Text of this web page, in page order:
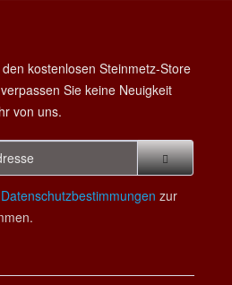
kostenlosen Steinmetz-Store
Sie keine Neuigkeit
von uns.
Datenschutzbestimmungen zur